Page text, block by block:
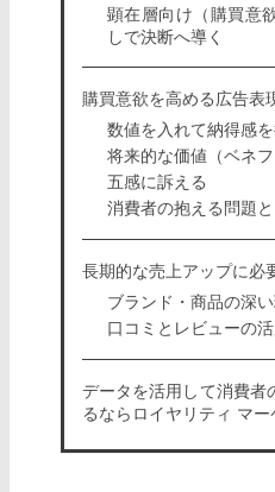
顕在層向け（購買意
しで決断へ導く
購買意欲を高める広告表
数値を入れて納得感
将来的な価値（ベネ
五感に訴える
消費者の抱える問題
長期的な売上アップに必
ブランド・商品の深
口コミとレビューの
データを活用して消費者
るならロイヤリティ マ